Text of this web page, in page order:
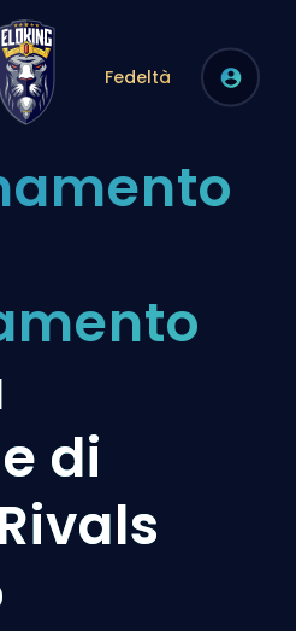
Fedeltà
di